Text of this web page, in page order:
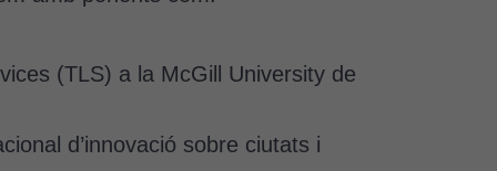
(TLS) a la McGill University de
d’innovació sobre ciutats i